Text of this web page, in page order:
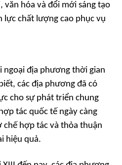
hóa và đổi mới sáng tạo
lực chất lượng cao phục vụ
ngoại địa phương thời gian
các địa phương đã có
cho sự phát triển chung
tác quốc tế ngày càng
hợp tác và thỏa thuận
hiệu quả.